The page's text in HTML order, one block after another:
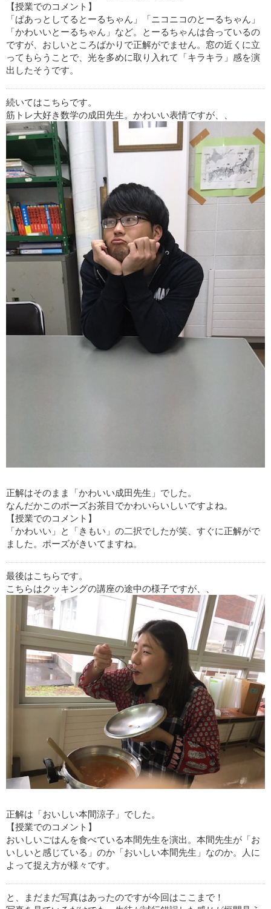
【授業でのコメント】
「ぱあっとしてるとーるちゃん」「ニコニコのとーるちゃん」
「かわいいとーるちゃん」など。とーるちゃんは合っているの
ですが、おしいところばかりで正解がでません。窓の近くに立
ってもらうことで、光を多めに取り入れて「キラキラ」感を演
出したそうです。
続いてはこちらです。
筋トレ大好き数学の成田先生。かわいい表情ですが、、
正解はそのまま「かわいい成田先生」でした。
なんだかこのポーズお茶目でかわいらいしいですよね。
【授業でのコメント】
「かわいい」と「きもい」の二択でしたが笑、すぐに正解がで
ました。ポーズがきいてますね。
最後はこちらです。
こちらはクッキングの講座の途中の様子ですが、、
正解は「おいしい本間涼子」でした。
【授業でのコメント】
おいしいごはんを食べている本間先生を演出。本間先生が「お
いしいと感じている」のか「おいしい本間先生」なのか。人に
よって捉え方が様々です。
と、まだまだ写真はあったのですが今回はここまで！